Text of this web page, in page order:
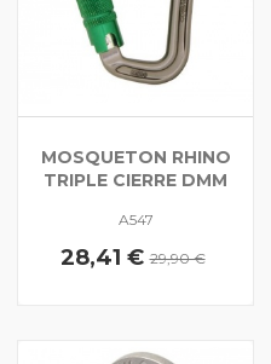
MOSQUETON RHINO
TRIPLE CIERRE DMM
A547
28,41 €29,90 €